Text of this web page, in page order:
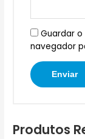
Guardar
navegador
Produtos